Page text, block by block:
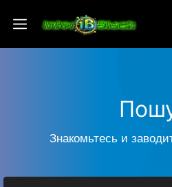
Знакомьтесь и